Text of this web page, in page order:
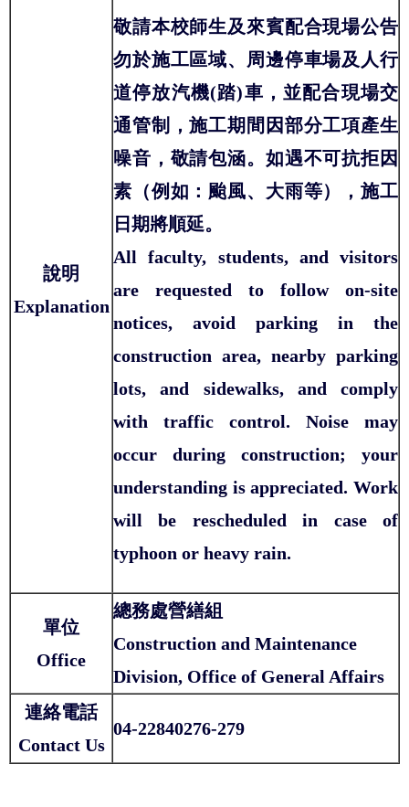
說明
Explanation
敬請本校師生及來賓配合現場公告
勿於施工區域、周邊停車場及人行
道停放汽機(踏)車，並配合現場交
通管制，施工期間因部分工項產生
噪音，敬請包涵。如遇不可抗拒因
素（例如：颱風、大雨等），施工
日期將順延。
All faculty, students, and visitors
are requested to follow on-site
notices, avoid parking in the
construction area, nearby parking
lots, and sidewalks, and comply
with traffic control. Noise may
occur during construction; your
understanding is appreciated. Work
will be rescheduled in case of
typhoon or heavy rain.
單位
Office
總務處營繕組
Construction and Maintenance
Division, Office of General Affairs
連絡電話
Contact Us
04-22840276-279